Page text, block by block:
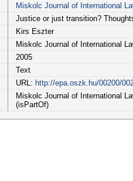
Miskolc Journal of International
Justice or just transition?
Kirs Eszter
Miskolc Journal of International
2005
Text
URL: http://epa.oszk.hu/00200/
Miskolc Journal of International
(isPartOf)